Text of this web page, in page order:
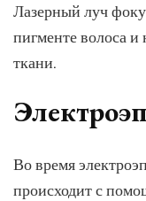
Лазерный луч
пигменте волоса и
ткани.
Во время
происходит с